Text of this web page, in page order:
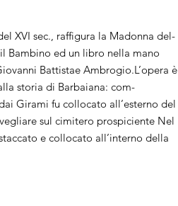
XVI sec., raffigura la Madonna del-
Bambino ed un libro nella mano
Battistae Ambrogio.L’opera è
storia di Barbaiana: com-
Girami fu collocato all’esterno del
sul cimitero prospiciente Nel
e collocato all’interno della